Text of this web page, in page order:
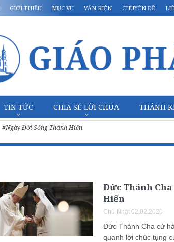
GIỚI THIỆU MỤC VỤ VĂN KIỆN CHUYÊN ĐỀ
TIN TỨC CHIA SẺ LỜI CHÚA THÁNH
#Ngày Đời Sống Thánh Hiến
Đức Thánh
Hiến
Chủ Nhật 02.02.2020
Đức Thánh Cha cử
quanh lời chúc tụng